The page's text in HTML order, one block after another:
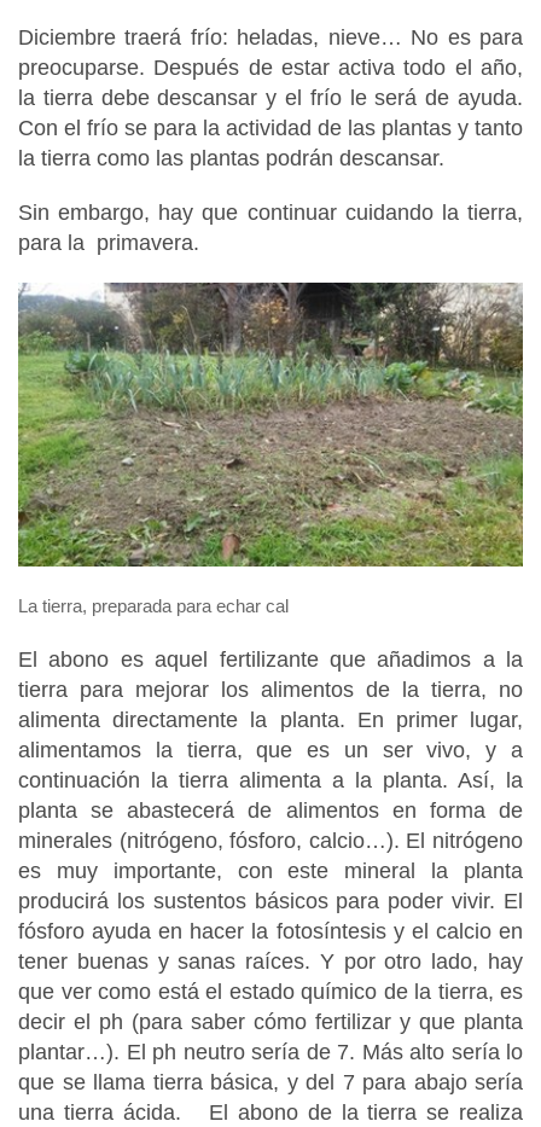
Diciembre traerá frío: heladas, nieve… No es para
preocuparse. Después de estar activa todo el año,
la tierra debe descansar y el frío le será de ayuda.
Con el frío se para la actividad de las plantas y tanto
la tierra como las plantas podrán descansar.
Sin embargo, hay que continuar cuidando la tierra,
para la primavera.
La tierra, preparada para echar cal
El abono es aquel fertilizante que añadimos a la
tierra para mejorar los alimentos de la tierra, no
alimenta directamente la planta. En primer lugar,
alimentamos la tierra, que es un ser vivo, y a
continuación la tierra alimenta a la planta. Así, la
planta se abastecerá de alimentos en forma de
minerales (nitrógeno, fósforo, calcio…). El nitrógeno
es muy importante, con este mineral la planta
producirá los sustentos básicos para poder vivir. El
fósforo ayuda en hacer la fotosíntesis y el calcio en
tener buenas y sanas raíces. Y por otro lado, hay
que ver como está el estado químico de la tierra, es
decir el ph (para saber cómo fertilizar y que planta
plantar…). El ph neutro sería de 7. Más alto sería lo
que se llama tierra básica, y del 7 para abajo sería
una tierra ácida. El abono de la tierra se realiza